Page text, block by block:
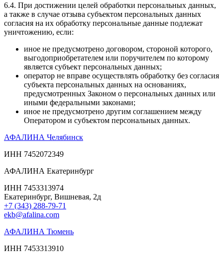
6.4. При достижении целей обработки персональных данных,
а также в случае отзыва субъектом персональных данных
согласия на их обработку персональные данные подлежат
уничтожению, если:
иное не предусмотрено договором, стороной которого,
выгодоприобретателем или поручителем по которому
является субъект персональных данных;
оператор не вправе осуществлять обработку без согласия
субъекта персональных данных на основаниях,
предусмотренных Законом о персональных данных или
иными федеральными законами;
иное не предусмотрено другим соглашением между
Оператором и субъектом персональных данных.
АФАЛИНА Челябинск
ИНН 7452072349
АФАЛИНА Екатеринбург
ИНН 7453313974
Екатеринбург, Вишневая, 2д
+7 (343) 288-79-71
ekb@afalina.com
АФАЛИНА Тюмень
ИНН 7453313910